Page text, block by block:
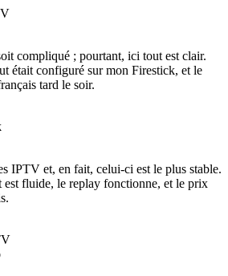
compliqué ; pourtant, ici tout est clair.
était configuré sur mon Firestick, et le
tard le soir.
IPTV et, en fait, celui-ci est le plus stable.
est fluide, le replay fonctionne, et le prix